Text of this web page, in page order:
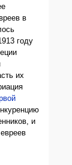
в
году
их
и